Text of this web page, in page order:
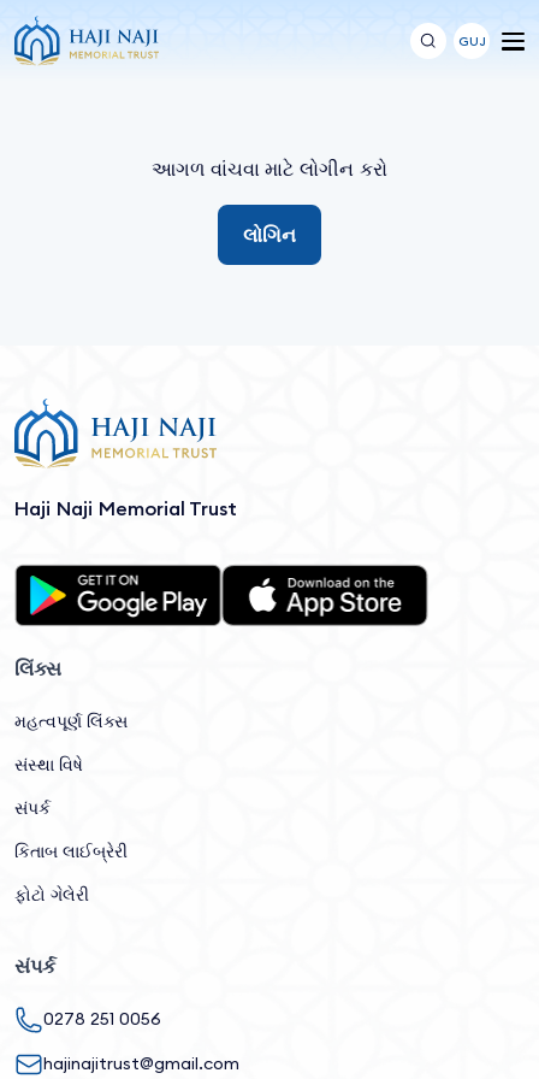
GUJ
આગળ વાંચવા માટે લોગીન કરો
લોગિન
Haji Naji Memorial Trust
લિંક્સ
મહત્વપૂર્ણ લિંક્સ
સંસ્થા વિષે
સંપર્ક
કિતાબ લાઈબ્રેરી
ફોટો ગેલેરી
સંપર્ક
0278 251 0056
hajinajitrust@gmail.com